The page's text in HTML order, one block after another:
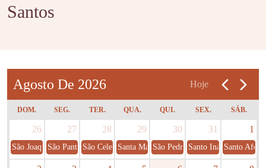
Santos
Agosto De 2026 Hoje
DOM. SEG. TER. QUA. QUI. SEX. SÁB.
26
São Joaquim e Sant'Ana
27
São Pantaleão
28
São Celestino
29
Santa Marta
30
São Pedro Crisólogo
31
Santo Inácio de Loyola
1
Santo